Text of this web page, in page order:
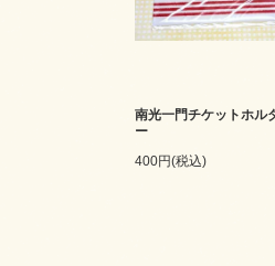
南光一門チケットホル
ー
400円(税込)